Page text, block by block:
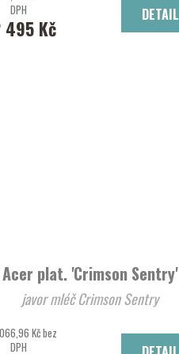
DPH
495 Kč
DETAIL
Acer plat. 'Crimson Sentry'
javor mléč Crimson Sentry
Kč bez
DPH